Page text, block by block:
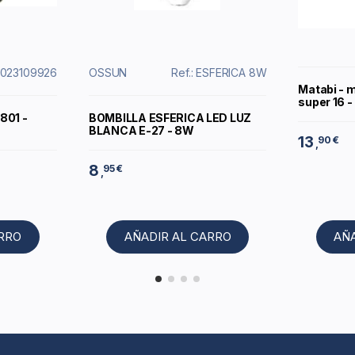
-
OSSUN Ref.: ESFERICA 8W
BOMBILLA ESFERICA LED LUZ
BLANCA E-27 - 8W
8 ,95 €
AÑADIR AL CARRO
Matabi -
super 16 -
13 ,90 €